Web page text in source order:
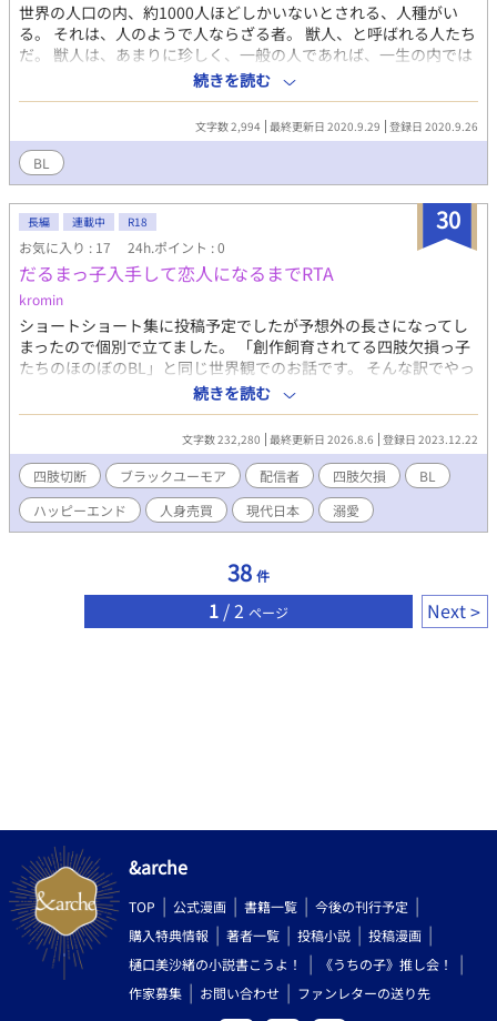
世界の人口の内、約1000人ほどしかいないとされる、人種がい
る。 それは、人のようで人ならざる者。 獣人、と呼ばれる人たち
だ。 獣人は、あまりに珍しく、一般の人であれば、一生の内では
見ることもできないであろう存在。 それゆえに、裏社会では高値
で取引されていた。 そうなれば必然的に、秘密裏に獣人を飼育す
る施設も増えていく。 ここにも、一つ。少し事情のある獣人を集
めた施設があった。 事情、それは、何かを失った獣人達であっ
た。 「なあ、レイ。もし俺がさ、嘘、ついてたとしたらどうす
る？」 「いきなりどうしたんだよ、ノノ。」 「いいから答え
て。」 「はあ？意味わからん。……でもまあ、受け入れる、か
な。多分。」 「……、あっそ。」 「聞いてきたくせになんだよ、
その態度。 それに、そんなこと聞くってことは何か俺に嘘つい
てんの？」 「別に。嘘なんかついてないよ。」 「ふーん。変なノ
ノ。」 その翌日、ノノは俺の前から姿を消した。
続きを読む
文字数 2,994 最終更新日 2020.9.29 登録日 2020.9.26
BL
30
長編 連載中 R18
お気に入り : 17 24h.ポイント : 0
だるまっ子入手して恋人になるまでRTA
kromin
ショートショート集に投稿予定でしたが予想外の長さになってし
まったので個別で立てました。 「創作飼育されてる四肢欠損っ子
たちのほのぼのBL」と同じ世界観でのお話です。 そんな訳でやっ
ぱり性癖要素満載のBLです。不謹慎だったりブラックなネタ満載
ですがハッピーエンドな、なんちゃって動画配信風SSです。 当た
り前ですが実在の人物・団体とは一切関係ありません。 とある人
気闇配信者がアレなペットを購入し、合意でそういう仲になるま
での不謹慎RTA企画。
続きを読む
文字数 232,280 最終更新日 2026.8.6 登録日 2023.12.22
四肢切断 ブラックユーモア 配信者 四肢欠損
BL
ハッピーエンド
人身売買 現代日本 溺愛
38 件
1 / 2 ページ Next
&arche
TOP 公式漫画 書籍一覧
今後の刊行予定
購入特典情報
著者一覧 投稿小説
投稿漫画
樋口美沙緒の小説書こうよ！
《うちの子》推し会！
作家募集
お問い合わせ ファンレターの送り先